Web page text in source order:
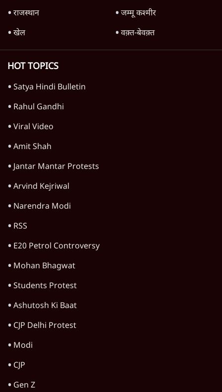
राजस्थान
जम्मू कश्मीर
खेल
वक़्त-बेवक़्त
HOT TOPICS
Satya Hindi Bulletin
Rahul Gandhi
Viral Video
Amit Shah
Jantar Mantar Protests
Arvind Kejriwal
Narendra Modi
RSS
E20 Petrol Controversy
Mohan Bhagwat
Students Protest
Ashutosh Ki Baat
CJP Delhi Protest
Modi
CJP
Gen Z